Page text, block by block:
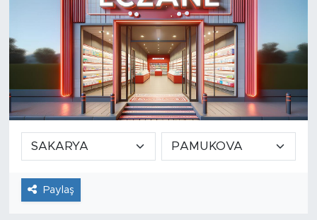
Paylaş
Haber Arşivi